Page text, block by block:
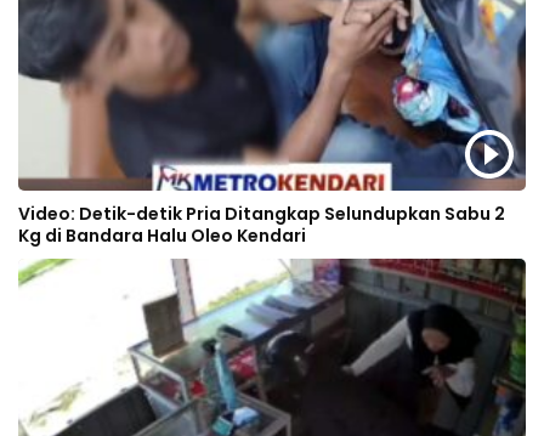
Video: Detik-detik Pria Ditangkap Selundupkan Sabu 2
Kg di Bandara Halu Oleo Kendari